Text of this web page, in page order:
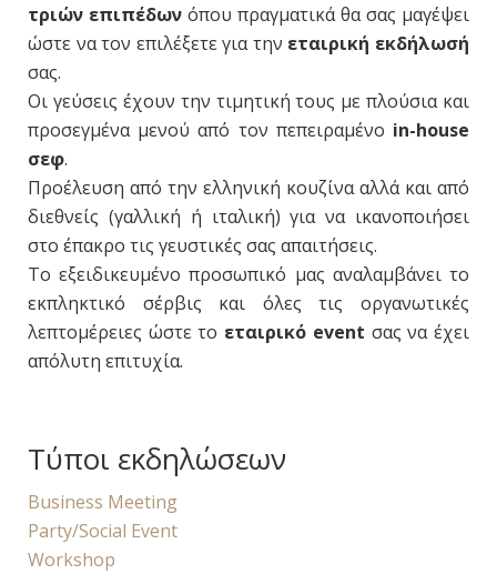
τριών επιπέδων όπου πραγματικά θα σας μαγέψει
ώστε να τον επιλέξετε για την εταιρική εκδήλωσή
σας.
Οι γεύσεις έχουν την τιμητική τους με πλούσια και
προσεγμένα μενού από τον πεπειραμένο in-house
σεφ.
Προέλευση από την ελληνική κουζίνα αλλά και από
διεθνείς (γαλλική ή ιταλική) για να ικανοποιήσει
στο έπακρο τις γευστικές σας απαιτήσεις.
Το εξειδικευμένο προσωπικό μας αναλαμβάνει το
εκπληκτικό σέρβις και όλες τις οργανωτικές
λεπτομέρειες ώστε το εταιρικό event σας να έχει
απόλυτη επιτυχία.
Τύποι εκδηλώσεων
Business Meeting
Party/Social Event
Workshop